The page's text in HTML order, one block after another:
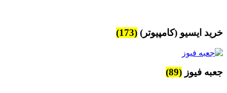
خرید ایسیو (کامپیوتر) (173)
جعبه فیوز (89)